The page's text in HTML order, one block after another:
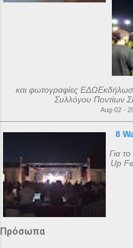
και φωτογραφίες
Συλλόγου Ποντίων
Aug-02 -
8
Για
Up
Πρόσωπα